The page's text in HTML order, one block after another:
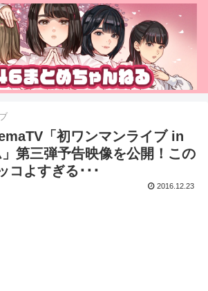
「初ワンマンライブ in
第三弾予告映像を公開！この
コよすぎる･･･
2016.12.23